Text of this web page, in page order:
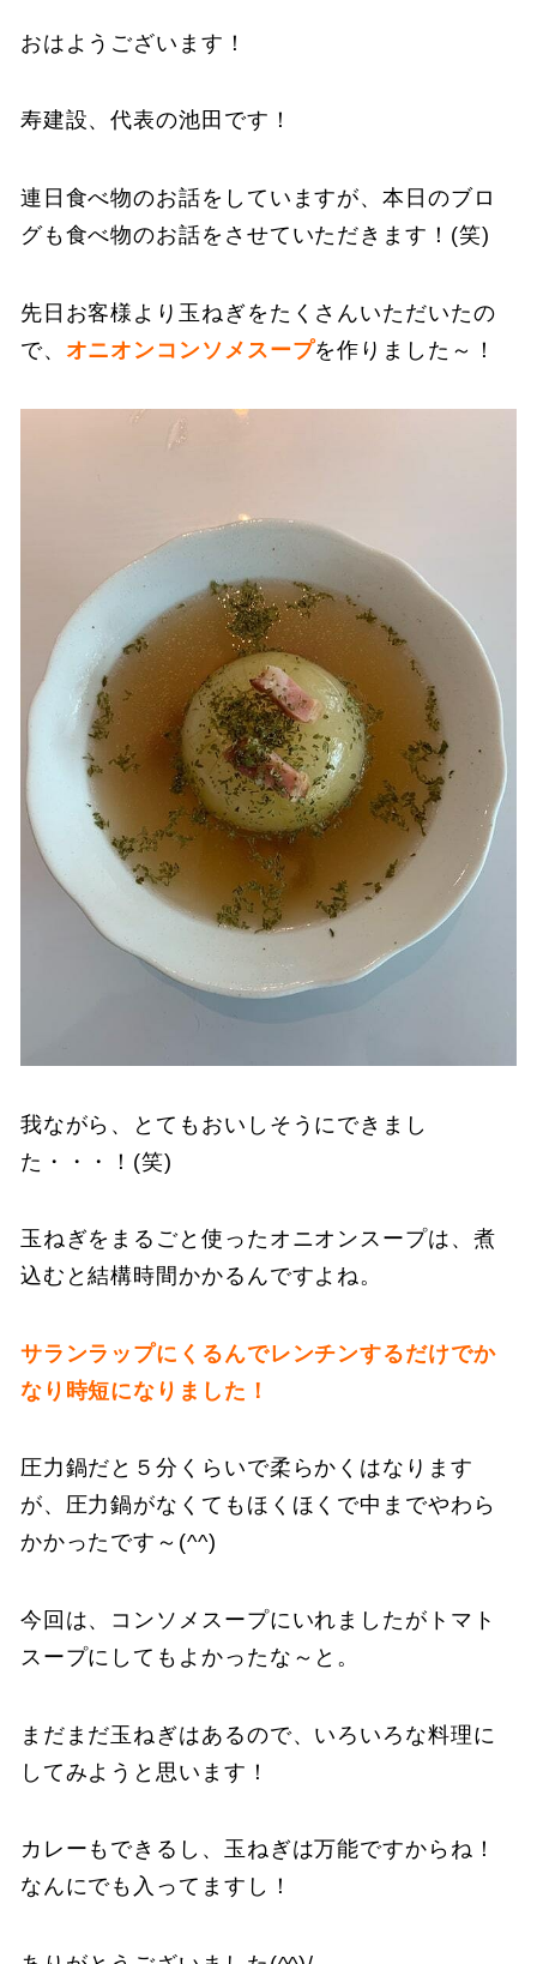
おはようございます！
寿建設、代表の池田です！
連日食べ物のお話をしていますが、本日のブロ
グも食べ物のお話をさせていただきます！(笑)
先日お客様より玉ねぎをたくさんいただいたの
で、 オニオンコンソメスープを作りました～！
我ながら、とてもおいしそうにできまし
た・・・！(笑)
玉ねぎをまるごと使ったオニオンスープは、煮
込むと結構時間かかるんですよね。
サランラップにくるんでレンチンするだけでか
なり時短になりました！
圧力鍋だと５分くらいで柔らかくはなります
が、圧力鍋がなくてもほくほくで中までやわら
かかったです～(^^)
今回は、コンソメスープにいれましたがトマト
スープにしてもよかったな～と。
まだまだ玉ねぎはあるので、いろいろな料理に
してみようと思います！
カレーもできるし、玉ねぎは万能ですからね！
なんにでも入ってますし！